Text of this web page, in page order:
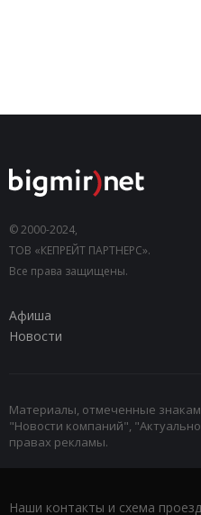
© 2000-2024,
ТОВ «КЕПРЕЙТ ПАРТНЕРС».
Все права защищены.
Афиша
Новости
Материалы, отмеченные
"Новости компаний",
правах рекламы.
Наши контакты и схема